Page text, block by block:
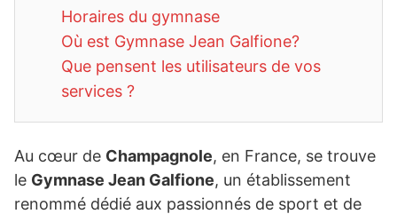
Horaires du gymnase
Où est Gymnase Jean Galfione?
Que pensent les utilisateurs de vos
services ?
Au cœur de Champagnole, en France, se trouve
le Gymnase Jean Galfione, un établissement
renommé dédié aux passionnés de sport et de